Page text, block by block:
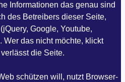
Informationen das genau sind
des Betreibers dieser Seite,
Google, Youtube,
Wer das nicht möchte, klickt
die Seite.
schützen will, nutzt Browser-